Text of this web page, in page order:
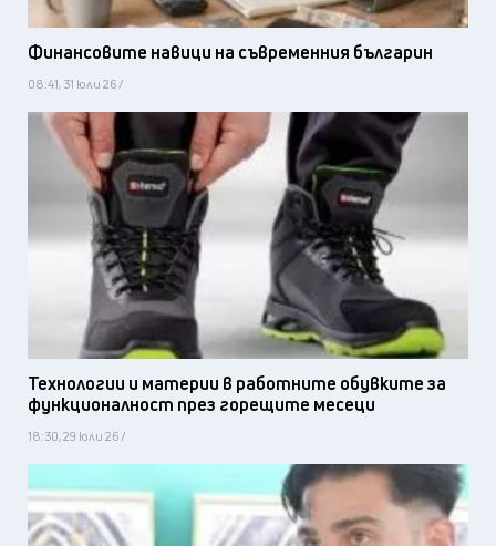
Финансовите навици на съвременния българин
08:41, 31 юли 26 /
Технологии и материи в работните обувките за
функционалност през горещите месеци
18:30, 29 юли 26 /